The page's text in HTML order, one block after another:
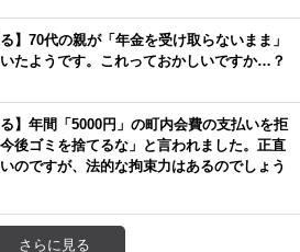
る】70代の親が「年金を受け取らないまま」
たようです。これっておかしいですか…？
る】年間「5000円」の町内会費の支払いを拒
後ゴミを捨てるな」と言われました。正直
のですが、法的な拘束力はあるのでしょう
さらに見る